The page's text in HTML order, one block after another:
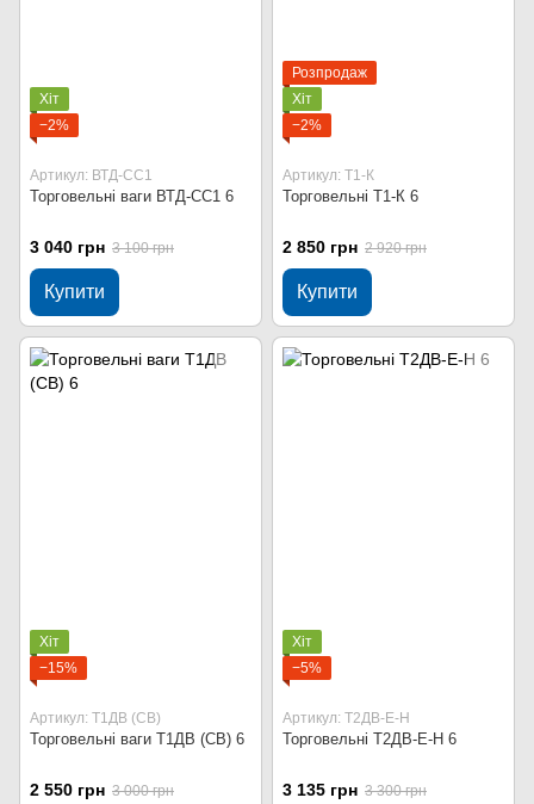
Хіт
−2%
Артикул: ВТД-СС1
Торговельні ваги ВТД-СС1 6
3 040 грн 3 100 грн
Купити
Розпродаж
Хіт
−2%
Артикул: Т1-К
Торговельні Т1-К 6
2 850 грн 2 920 грн
Купити
Хіт
−15%
Артикул: Т1ДВ (СВ)
Торговельні ваги Т1ДВ (СВ) 6
2 550 грн 3 000 грн
Хіт
−5%
Артикул: Т2ДВ-Е-Н
Торговельні Т2ДВ-Е-Н 6
3 135 грн 3 300 грн